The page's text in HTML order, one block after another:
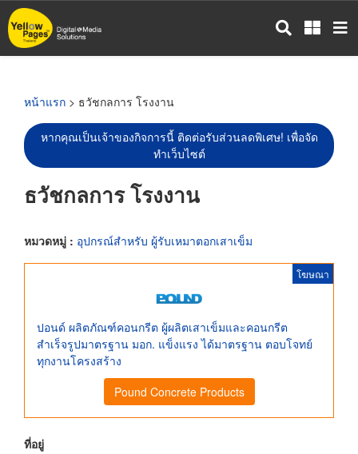
ข้าม
ไป
หน้าแรก > ธวัชกลการ โรงงาน
หากคุณเป็นเจ้าของกิจการนี้ ติดต่อรับส่วนลดพิเศษ! เพื่อจัด
ทำเว็บไซต์
ธวัชกลการ โรงงาน
หมวดหมู่ : อุปกรณ์สำหรับ ผู้รับเหมาตอกเสาเข็ม
โฆษณา
ปอนด์ ผลิตภัณฑ์คอนกรีต ผู้ผลิตเสาเข็มและคอนกรีต
สำเร็จรูปมาตรฐาน มอก. แข็งแรง ได้มาตรฐาน ตอบโจทย์
ทุกงานโครงสร้าง
Pound Concrete Products
ที่อยู่